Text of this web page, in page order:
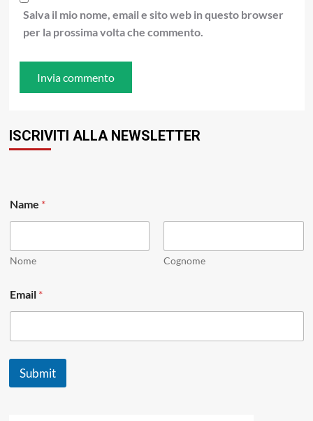
Salva il mio nome, email e sito web in questo browser
per la prossima volta che commento.
ISCRIVITI ALLA NEWSLETTER
m
a
l
N
e
E
a
Name *
Nome Cognome
Email *
Submit